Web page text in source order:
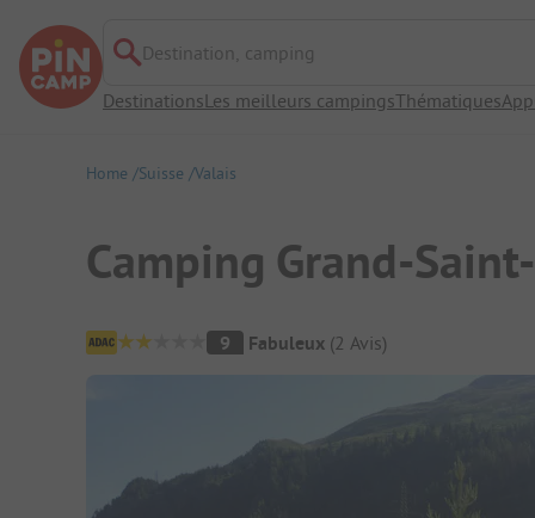
Destination, camping
DestinationsLes meilleurs campingsThématiquesApp
Home Suisse Valais
Camping Grand-
Aperçu du camping
9 Fabuleux (2 Avis)